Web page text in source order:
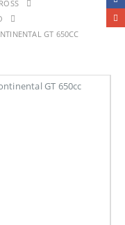
GT 650CC